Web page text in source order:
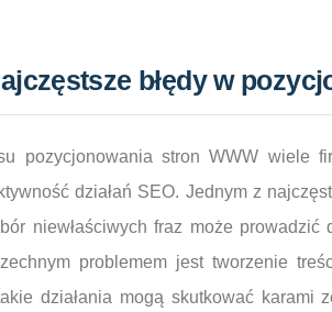
błędy w
pozycjonowania stron WWW wiele
działań SEO. Jednym z
niewłaściwych fraz może
problemem jest tworzenie
działania mogą skutkować karami